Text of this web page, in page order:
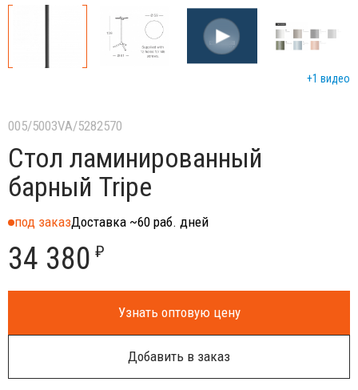
+1 видео
005/5003VA/5282570
Стол ламинированный
барный Tripe
под заказДоставка ~60 раб. дней
34 380 ₽
Узнать оптовую цену
Добавить в заказ